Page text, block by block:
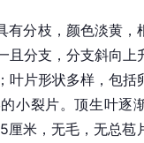
分枝，颜色淡黄，
分支，分支斜向上
叶片形状多样，包括
小裂片。顶生叶逐
米，无毛，无总苞